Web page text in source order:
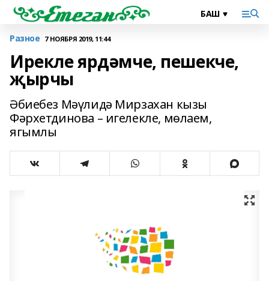
Разное 7 НОЯБРЯ 2019, 11:44
Ирекле ярдәмче, пешекче,
җырчы
Әбиебез Мәүлидә Мирзахан кызы
Фәрхетдинова – игелекле, мөлаем,
ягымлы